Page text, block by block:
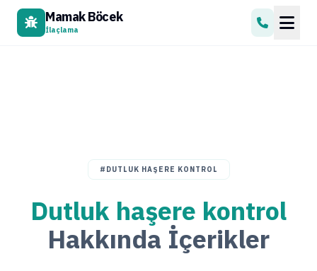
Mamak Böcek
İlaçlama
#DUTLUK HAŞERE KONTROL
Dutluk haşere kontrol
Hakkında İçerikler